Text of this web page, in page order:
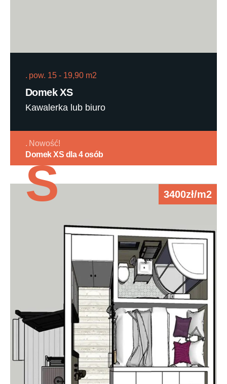
pow. 15 - 19,90 m2
Domek XS
Kawalerka lub biuro
Nowość!
Domek XS dla 4 osób
S 3400zł/m2